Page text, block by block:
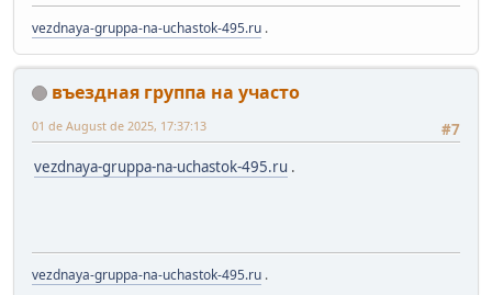
vezdnaya-gruppa-na-uchastok-495.ru .
въездная группа на участо
#7
01 de August de 2025, 17:37:13
vezdnaya-gruppa-na-uchastok-495.ru .
vezdnaya-gruppa-na-uchastok-495.ru .